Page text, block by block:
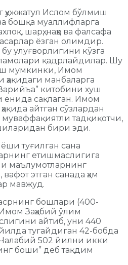
ҳужжатул Ислом бўлмиш
бошқа муаллифларга
шарҳ, наҳв ва фалсафа
ёзган олимдир.
улуғворлигини кўзга
қадрлайдилар. Шу
мумкинки, Имом
ҳақидаги манбаларга
китобини хуш
ёнида сақлаган. Имом
айтган сўзлардан
муваффақиятли тадқиқотчи,
бири эди.
туғилган сана
етишмаслигига
маълумотларнинг
этган санада ҳам
мавжуд.
бошлари (400-
Заҳабий ўлим
айтиб, уни 440
тугайдиган 42-бобда
502 йилни икки
боши” деб тақдим